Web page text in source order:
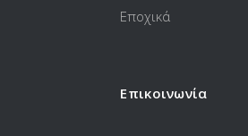
Εποχικά
Επικοινωνία